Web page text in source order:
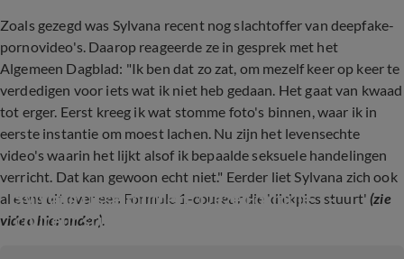
Zoals gezegd was Sylvana recent nog slachtoffer van deepfake-
pornovideo's. Daarop reageerde ze in gesprek met het
Algemeen Dagblad: "Ik ben dat zo zat, om mezelf keer op keer te
verdedigen voor iets wat ik niet heb gedaan. Het gaat van kwaad
tot erger. Eerst kreeg ik wat stomme foto's binnen, waar ik in
eerste instantie om moest lachen. Nu zijn het levensechte
video's waarin het lijkt alsof ik bepaalde seksuele handelingen
verricht. Dat kan gewoon echt niet." Eerder liet Sylvana zich ook
al eens uit over een Formule 1-coureur die 'dickpics stuurt'(zie
video hieronder).
Sylvana IJsselmuiden: 'Deze Formule 1-
coureur stuurt dickpics...